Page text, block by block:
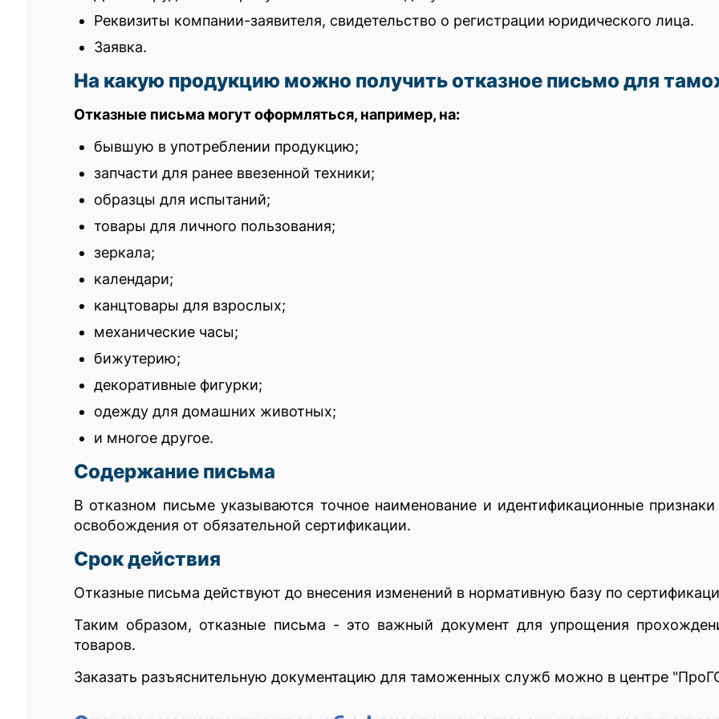
Реквизиты компании-заявителя, свидетельство о регистрации юридического лица.
Заявка.
На какую продукцию можно получить отказное письмо для
Отказные письма могут оформляться, например, на:
бывшую в употреблении продукцию;
запчасти для ранее ввезенной техники;
образцы для испытаний;
товары для личного пользования;
зеркала;
календари;
канцтовары для взрослых;
механические часы;
бижутерию;
декоративные фигурки;
одежду для домашних животных;
и многое другое.
Содержание письма
В отказном письме указываются точное наименование и идентификационные
освобождения от обязательной сертификации.
Срок действия
Отказные письма действуют до внесения изменений в нормативную базу по
Таким образом, отказные письма - это важный документ для упрощения
товаров.
Заказать разъяснительную документацию для таможенных служб можно в центре